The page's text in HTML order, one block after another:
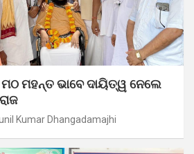
ମଠ ମହନ୍ତ ଭାବେ ଦାୟିତ୍ୱ ନେଲେ
Kumar Dhangadamajhi